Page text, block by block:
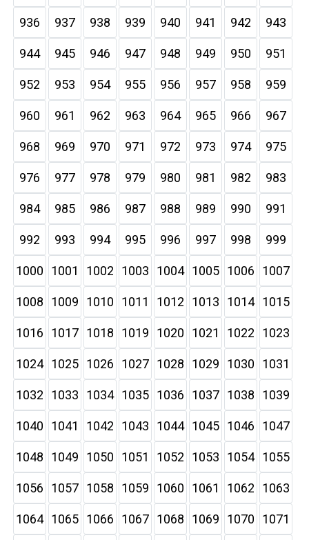
936 937 938 939 940 941 942 943
944 945 946 947 948 949 950 951
952 953 954 955 956 957 958 959
960 961 962 963 964 965 966 967
968 969 970 971 972 973 974 975
976 977 978 979 980 981 982 983
984 985 986 987 988 989 990 991
992 993 994 995 996 997 998 999
1000 1001 1002 1003 1004 1005 1006 1007
1008 1009 1010 1011 1012 1013 1014 1015
1016 1017 1018 1019 1020 1021 1022 1023
1024 1025 1026 1027 1028 1029 1030 1031
1032 1033 1034 1035 1036 1037 1038 1039
1040 1041 1042 1043 1044 1045 1046 1047
1048 1049 1050 1051 1052 1053 1054 1055
1056 1057 1058 1059 1060 1061 1062 1063
1064 1065 1066 1067 1068 1069 1070 1071